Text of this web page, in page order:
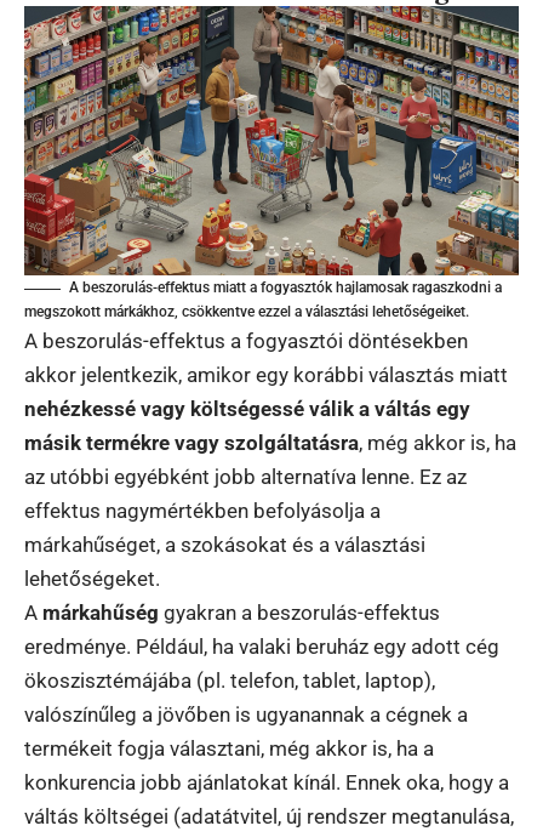
A beszorulás-effektus miatt a fogyasztók hajlamosak ragaszkodni a
megszokott márkákhoz, csökkentve ezzel a választási lehetőségeiket.
A beszorulás-effektus a fogyasztói döntésekben
akkor jelentkezik, amikor egy korábbi választás miatt
nehézkessé vagy költségessé válik a váltás egy
másik termékre vagy szolgáltatásra, még akkor is, ha
az utóbbi egyébként jobb alternatíva lenne. Ez az
effektus nagymértékben befolyásolja a
márkahűséget, a szokásokat és a választási
lehetőségeket.
A márkahűség gyakran a beszorulás-effektus
eredménye. Például, ha valaki beruház egy adott cég
ökoszisztémájába (pl. telefon, tablet, laptop),
valószínűleg a jövőben is ugyanannak a cégnek a
termékeit fogja választani, még akkor is, ha a
konkurencia jobb ajánlatokat kínál. Ennek oka, hogy a
váltás költségei (adatátvitel, új rendszer megtanulása,